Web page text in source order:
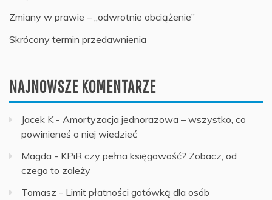
Zmiany w prawie – „odwrotnie obciążenie”
Skrócony termin przedawnienia
NAJNOWSZE KOMENTARZE
Jacek K- Amortyzacja jednorazowa – wszystko, co
powinieneś o niej wiedzieć
Magda - KPiR czy pełna księgowość? Zobacz, od
czego to zależy
Tomasz - Limit płatności gotówką dla osób